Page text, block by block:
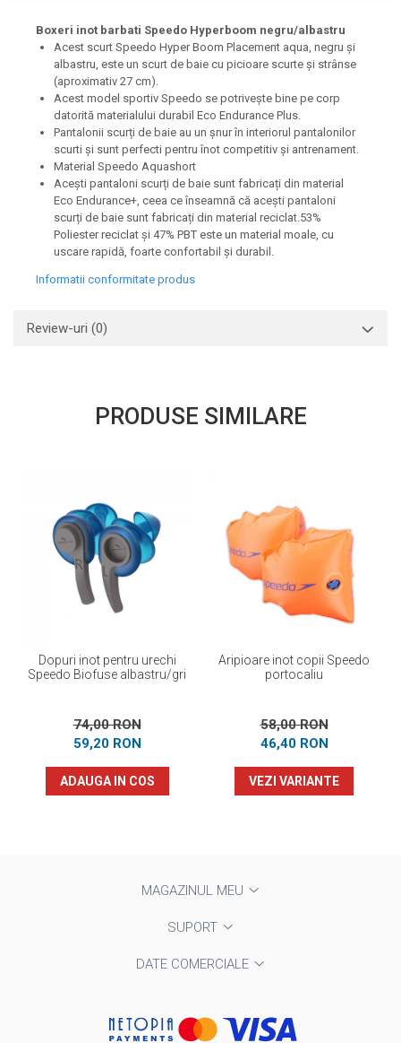
Boxeri inot barbati Speedo Hyperboom negru/albastru
Acest scurt Speedo Hyper Boom Placement aqua, negru și
albastru, este un scurt de baie cu picioare scurte și strânse
(aproximativ 27 cm).
Acest model sportiv Speedo se potrivește bine pe corp
datorită materialului durabil Eco Endurance Plus.
Pantalonii scurți de baie au un șnur în interiorul pantalonilor
scurti și sunt perfecti pentru înot competitiv și antrenament.
Material Speedo Aquashort
Acești pantaloni scurți de baie sunt fabricați din material
Eco Endurance+, ceea ce înseamnă că acești pantaloni
scurți de baie sunt fabricați din material reciclat.53%
Poliester reciclat și 47% PBT este un material moale, cu
uscare rapidă, foarte confortabil și durabil.
Informatii conformitate produs
Review-uri (0)
PRODUSE SIMILARE
Dopuri inot pentru urechi
Speedo Biofuse albastru/gri
74,00 RON
59,20 RON
ADAUGA IN COS
Aripioare inot copii Speedo
portocaliu
58,00 RON
46,40 RON
VEZI VARIANTE
MAGAZINUL MEU
SUPORT
DATE COMERCIALE